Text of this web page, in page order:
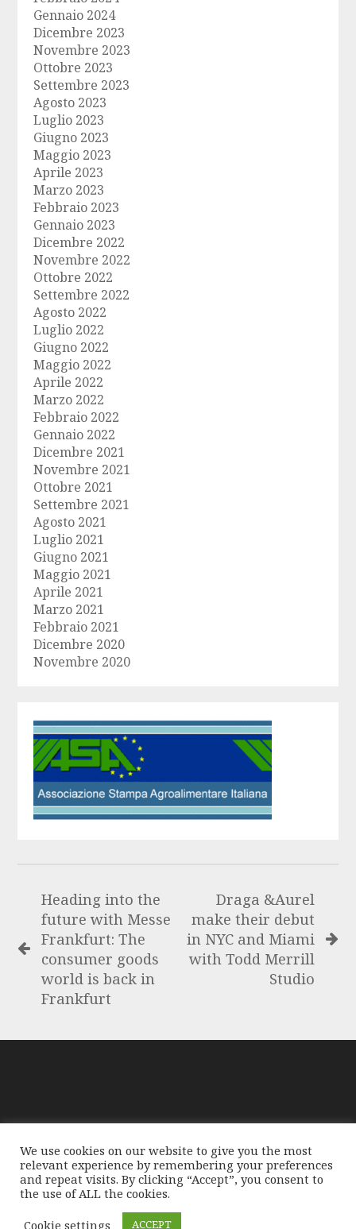
Gennaio 2024
Dicembre 2023
Novembre 2023
Ottobre 2023
Settembre 2023
Agosto 2023
Luglio 2023
Giugno 2023
Maggio 2023
Aprile 2023
Marzo 2023
Febbraio 2023
Gennaio 2023
Dicembre 2022
Novembre 2022
Ottobre 2022
Settembre 2022
Agosto 2022
Luglio 2022
Giugno 2022
Maggio 2022
Aprile 2022
Marzo 2022
Febbraio 2022
Gennaio 2022
Dicembre 2021
Novembre 2021
Ottobre 2021
Settembre 2021
Agosto 2021
Luglio 2021
Giugno 2021
Maggio 2021
Aprile 2021
Marzo 2021
Febbraio 2021
Dicembre 2020
Novembre 2020
Heading into the
future with Messe
Frankfurt: The
consumer goods
world is back in
Frankfurt
Draga &Aurel
make their debut
in NYC and Miami
with Todd Merrill
Studio
GloablMediaNews, prima di pubblicare foto o testi,
compie tutte le opportune verifiche al fine di accertarne il
libero regime di circolazione e non violare i diritti
d'autore o altri diritti esclusivi di terzi. Per segnalare
eventuali errori nell'uso di materiale riservato contattate
We use cookies on our website to give you the most
relevant experience by remembering your preferences
and repeat visits. By clicking “Accept”, you consent to
the use of ALL the cookies.
Cookie settings
ACCEPT